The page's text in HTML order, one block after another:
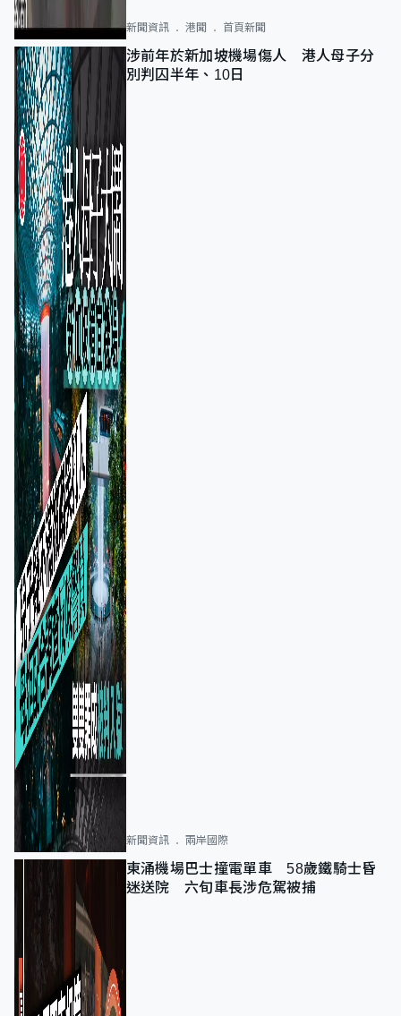
新聞資訊 港聞 首頁新聞
涉前年於新加坡機場傷人 港人母子分
別判囚半年、10日
新聞資訊 兩岸國際
東涌機場巴士撞電單車 58歲鐵騎士昏
迷送院 六旬車長涉危駕被捕